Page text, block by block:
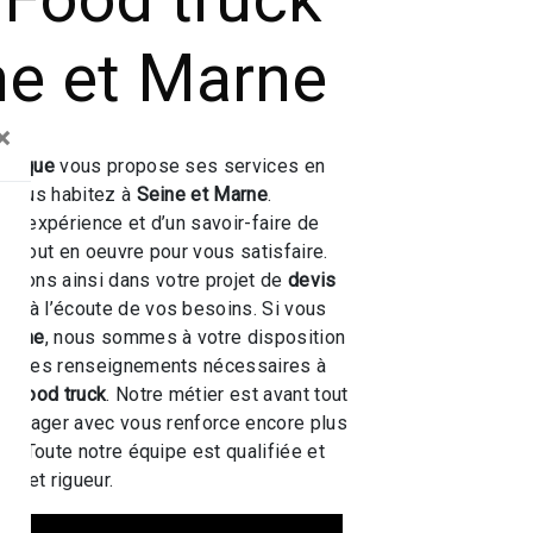
et Marne
Toque vous propose ses services en
vous habitez à Seine et Marne.
expérience et d’un savoir-faire de
tout en oeuvre pour vous satisfaire.
ainsi dans votre projet dedevis
à l’écoute de vos besoins. Si vous
, nous sommes à votre disposition
les renseignements nécessaires à
Food truck. Notre métier est avant tout
avec vous renforce encore plus
Toute notre équipe est qualifiée et
et rigueur.